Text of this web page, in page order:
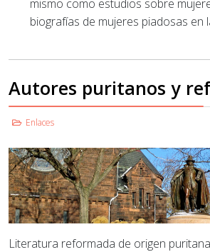
mismo como estudios sobre
biografías de mujeres piadosas en
Autores puritanos y
Enlaces
Literatura reformada de origen